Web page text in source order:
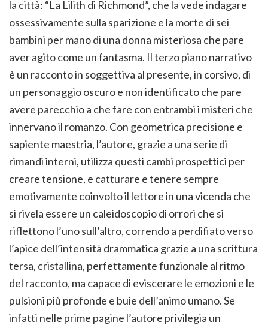
la città: “La Lilith di Richmond”, che la vede indagare
ossessivamente sulla sparizione e la morte di sei
bambini per mano di una donna misteriosa che pare
aver agito come un fantasma. Il terzo piano narrativo
è un racconto in soggettiva al presente, in corsivo, di
un personaggio oscuro e non identificato che pare
avere parecchio a che fare con entrambi i misteri che
innervano il romanzo. Con geometrica precisione e
sapiente maestria, l’autore, grazie a una serie di
rimandi interni, utilizza questi cambi prospettici per
creare tensione, e catturare e tenere sempre
emotivamente coinvolto il lettore in una vicenda che
si rivela essere un caleidoscopio di orrori che si
riflettono l’uno sull’altro, correndo a perdifiato verso
l’apice dell’intensità drammatica grazie a una scrittura
tersa, cristallina, perfettamente funzionale al ritmo
del racconto, ma capace di eviscerare le emozioni e le
pulsioni più profonde e buie dell’animo umano. Se
infatti nelle prime pagine l’autore privilegia un